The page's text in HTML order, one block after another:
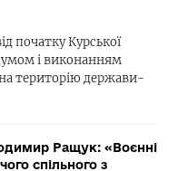
початку Курської
і виконанням
на територію держави-
Ращук: «Воєнні
спільного з